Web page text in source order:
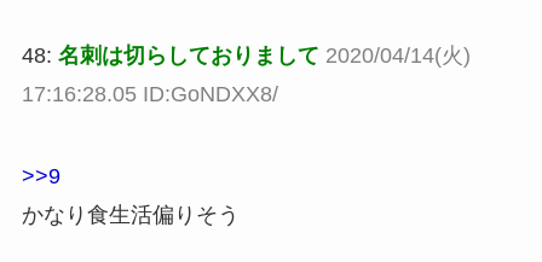
48: 名刺は切らしておりまして 2020/04/14(火)
17:16:28.05 ID:GoNDXX8/
>>9
かなり食生活偏りそう